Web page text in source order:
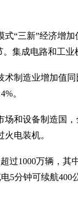
“三新”经济增
集成电路和工业
制造业增加值同
。
和设备制造国
电装机。
1000万辆，其
5分钟可续航